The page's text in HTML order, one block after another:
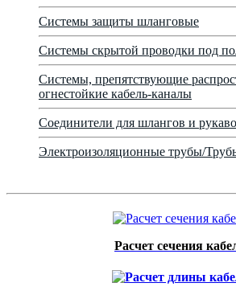
Системы защиты шланговые
Системы скрытой проводки под
Системы, препятствующие
огнестойкие кабель-каналы
Соединители для шлангов и
Электроизоляционные трубы/
Расчет сечения